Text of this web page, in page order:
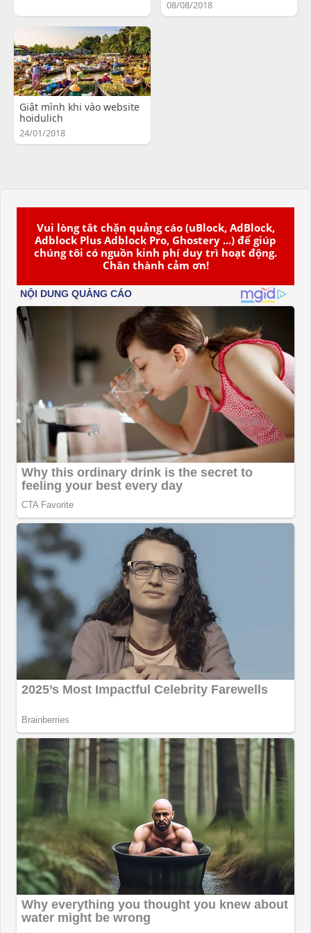
Vui lòng tắt chặn quảng cáo (uBlock, AdBlock,
Adblock Plus Adblock Pro, Ghostery ...) để giúp
chúng tôi có nguồn kinh phí duy trì hoạt động.
Chân thành cảm ơn!
08/08/2018
Giật mình khi vào website
hoidulich
24/01/2018